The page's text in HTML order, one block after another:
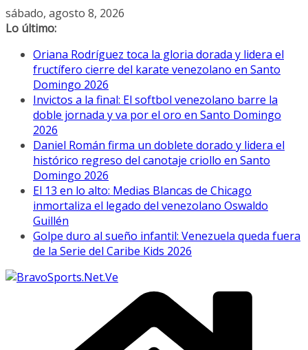
Saltar
al
sábado, agosto 8, 2026
Lo último:
Oriana Rodríguez toca la gloria dorada y lidera el
fructífero cierre del karate venezolano en Santo
Domingo 2026
Invictos a la final: El softbol venezolano barre la
doble jornada y va por el oro en Santo Domingo
2026
Daniel Román firma un doblete dorado y lidera el
histórico regreso del canotaje criollo en Santo
Domingo 2026
El 13 en lo alto: Medias Blancas de Chicago
inmortaliza el legado del venezolano Oswaldo
Guillén
Golpe duro al sueño infantil: Venezuela queda fuera
de la Serie del Caribe Kids 2026